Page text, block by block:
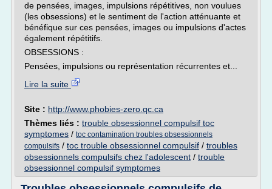
de pensées, images, impulsions répétitives, non voulues
(les obsessions) et le sentiment de l'action atténuante et
bénéfique sur ces pensées, images ou impulsions d'actes
également répétitifs.
OBSESSIONS :
Pensées, impulsions ou représentation récurrentes et...
Lire la suite
Site : http://www.phobies-zero.qc.ca
Thèmes liés : trouble obsessionnel compulsif toc
symptomes / toc contamination troubles obsessionnels
compulsifs / toc trouble obsessionnel compulsif / troubles
obsessionnels compulsifs chez l'adolescent / trouble
obsessionnel compulsif symptomes